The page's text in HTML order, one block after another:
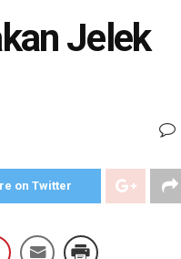
Jelek
on Twitter